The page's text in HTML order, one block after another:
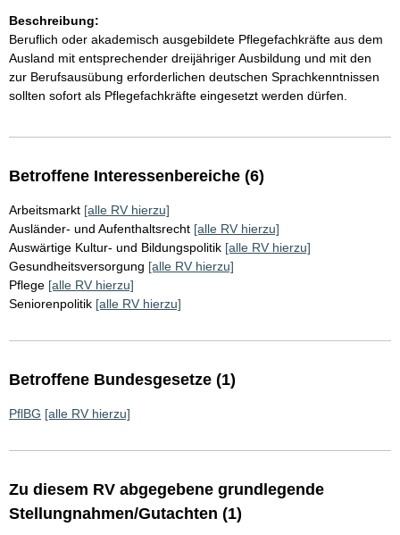
Beschreibung:
Beruflich oder akademisch ausgebildete Pflegefachkräfte aus dem
Ausland mit entsprechender dreijähriger Ausbildung und mit den
zur Berufsausübung erforderlichen deutschen Sprachkenntnissen
sollten sofort als Pflegefachkräfte eingesetzt werden dürfen.
Betroffene Interessenbereiche (6)
Arbeitsmarkt [alle RV hierzu]
Ausländer- und Aufenthaltsrecht [alle RV hierzu]
Auswärtige Kultur- und Bildungspolitik [alle RV hierzu]
Gesundheitsversorgung [alle RV hierzu]
Pflege [alle RV hierzu]
Seniorenpolitik [alle RV hierzu]
Betroffene Bundesgesetze (1)
PflBG [alle RV hierzu]
Zu diesem RV abgegebene grundlegende
Stellungnahmen/Gutachten (1)